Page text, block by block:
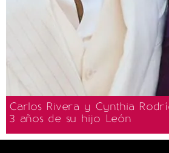
Carlos Rivera y Cynthia
3 años de su hijo León